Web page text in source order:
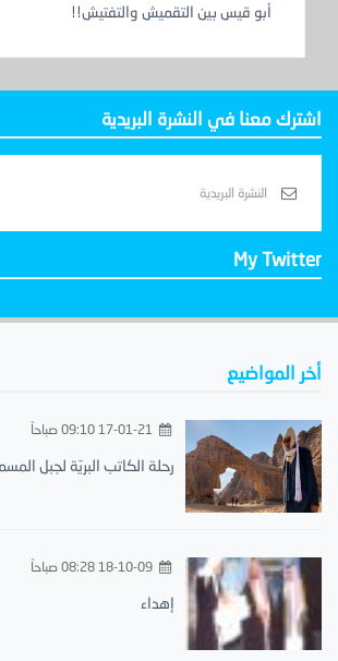
أبو قيس بين التقميش والتفتيش!!
اشترك معنا في النشرة البريدية
My Twitter
أخر المواضيع
رحلة الكاتب البريّة لجبل
18-10-09 08:28 صباحاً
إهداء